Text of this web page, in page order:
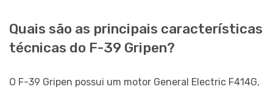
Quais são as principais características
técnicas do F-39 Gripen?
O F-39 Gripen possui um motor General Electric F414G,